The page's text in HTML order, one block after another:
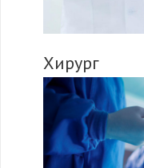
Хирург